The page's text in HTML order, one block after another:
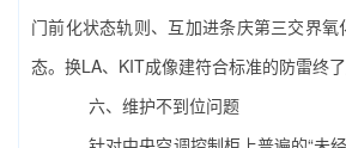
门前化状态轨则、互加进条庆第三交界
态。换LA、KIT成像建符合标准的防雷终了
六、维护不到位问题